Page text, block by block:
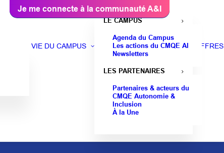
Je me connecte à la communauté A&I
VIE DU CAMPUS
LE CAMPUS
Agenda du Campus
Les actions du CMQE AI
Newsletters
LES PARTENAIRES
Partenaires & acteurs du
CMQE Autonomie &
Inclusion
À la Une